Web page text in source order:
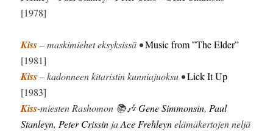
[1978]
Kiss– maskimiehet eksyksissä •Music from ”The Elder”
[1981]
Kiss– kadonneen kitaristin kunniajuoksu •Lick It Up
[1983]
Kiss-miesten Rashomon 📚🎶Gene Simmonsin, Paul
Stanleyn, Peter Crissin jaAce Frehleynelämäkertojen neljä